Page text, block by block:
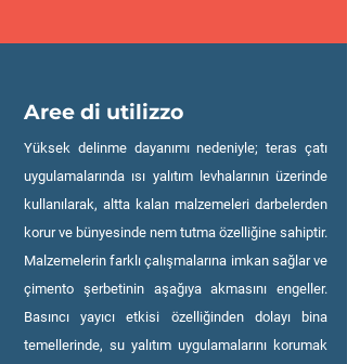
Aree di utilizzo
Yüksek delinme dayanımı nedeniyle; teras çatı
uygulamalarında ısı yalıtım levhalarının üzerinde
kullanılarak, altta kalan malzemeleri darbelerden
korur ve bünyesinde nem tutma özelliğine sahiptir.
Malzemelerin farklı çalışmalarına imkan sağlar ve
çimento şerbetinin aşağıya akmasını engeller.
Basıncı yayıcı etkisi özelliğinden dolayı bina
temellerinde, su yalıtım uygulamalarını korumak